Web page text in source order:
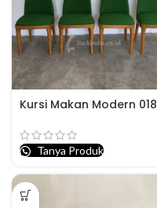
Kursi Makan Modern 018
Tanya Produk